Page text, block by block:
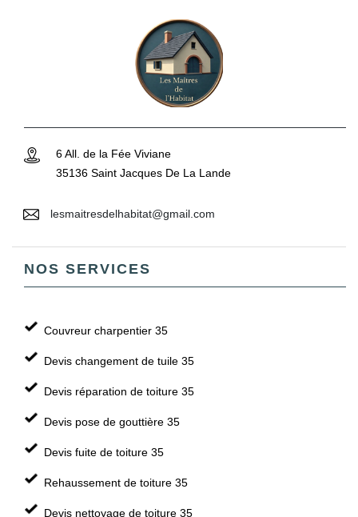
6 All. de la Fée Viviane
35136 Saint Jacques De La Lande
lesmaitresdelhabitat@gmail.com
NOS SERVICES
Couvreur charpentier 35
Devis changement de tuile 35
Devis réparation de toiture 35
Devis pose de gouttière 35
Devis fuite de toiture 35
Rehaussement de toiture 35
Devis nettoyage de toiture 35